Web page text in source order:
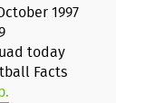
1997
today
Facts